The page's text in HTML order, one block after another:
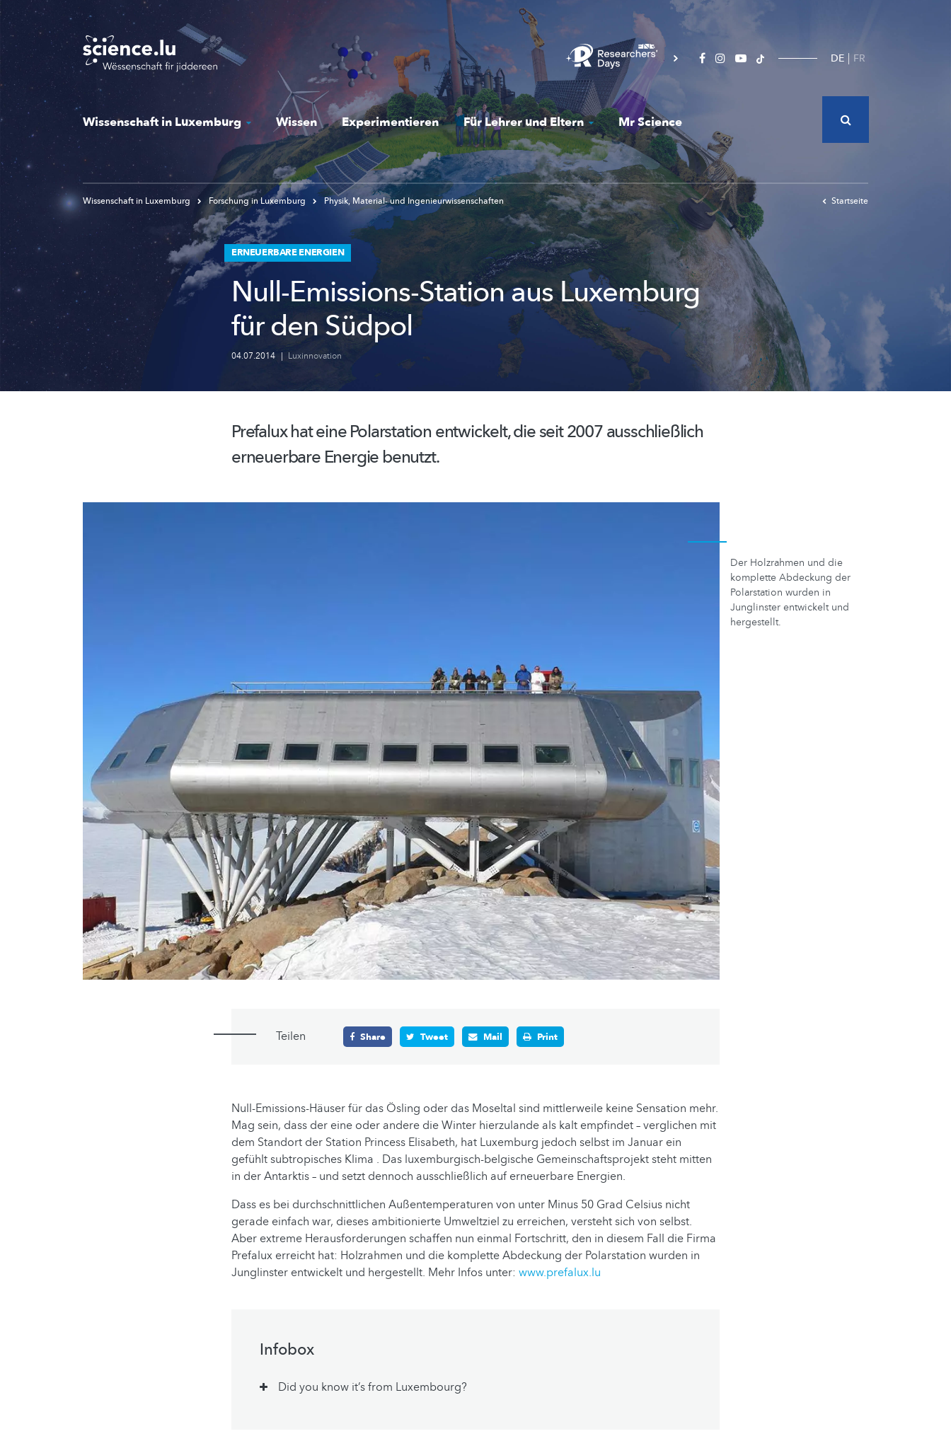
Skip
to
main
content
DE FR
Wissenschaft in Luxemburg Wissen Experimentieren Für Lehrer und Eltern Mr Science
Wissenschaft in Luxemburg Forschung in Luxemburg Physik, Material- und Ingenieurwissenschaften Startseite
ERNEUERBARE ENERGIEN
Null-Emissions-Station aus Luxemburg
für den Südpol
04.07.2014 | Luxinnovation
Prefalux hat eine Polarstation entwickelt, die seit 2007ausschließlich
erneuerbare Energie benutzt.
Der Holzrahmen und die
komplette Abdeckung der
Polarstation wurden in
Junglinster entwickelt und
hergestellt.
Teilen Share Tweet Mail Print
Null-Emissions-Häuser für das Ösling oder das Moseltal sind mittlerweile keine Sensation mehr.
Mag sein, dass der eine oder andere die Winter hierzulande als kalt empfindet – verglichen mit
dem Standort der Station Princess Elisabeth, hat Luxemburg jedoch selbst im Januar ein
gefühlt subtropisches Klima . Das luxemburgisch-belgische Gemeinschaftsprojekt steht mitten
in der Antarktis – und setzt dennoch ausschließlich auf erneuerbare Energien.
Dass es bei durchschnittlichen Außentemperaturen von unter Minus 50 Grad Celsius nicht
gerade einfach war, dieses ambitionierte Umweltziel zu erreichen, versteht sich von selbst.
Aber extreme Herausforderungen schaffen nun einmal Fortschritt, den in diesem Fall die Firma
Prefalux erreicht hat: Holzrahmen und die komplette Abdeckung der Polarstation wurden in
Junglinster entwickelt und hergestellt. Mehr Infos unter: www.prefalux.lu
Infobox
Did you know it’s from Luxembourg?